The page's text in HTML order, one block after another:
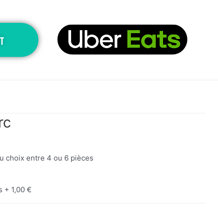
choix entre 4 ou 6 pièces
+ 1,00 €